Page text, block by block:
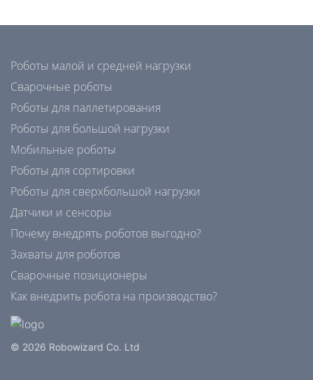
Роботы малой и средней нагрузки
Сварочные роботы
Роботы для паллетирования
Роботы для большой нагрузки
Мобильные роботы
Роботы для сортировки
Роботы для сверхбольшой нагрузки
Датчики и сенсоры
Почему внедрять роботов выгодно?
Захваты для роботов
Сварочные позиционеры
Как внедрить робота на производство?
© 2026 Robowizard Co. Ltd